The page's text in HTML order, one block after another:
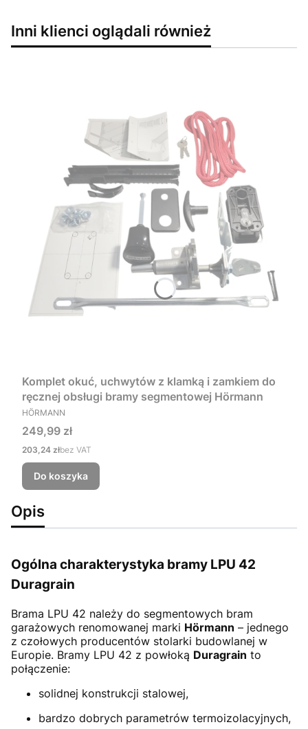
Inni klienci oglądali również
Komplet okuć, uchwytów z klamką i zamkiem do
ręcznej obsługi bramy segmentowej Hörmann
PRODUCENT
HÖRMANN
Cena
249,99 zł
Cena
203,24 złbez VAT
Do koszyka
Opis
Ogólna charakterystyka bramy LPU 42
Duragrain
Brama LPU 42 należy do segmentowych bram
garażowych renomowanej marki Hörmann – jednego
z czołowych producentów stolarki budowlanej w
Europie. Bramy LPU 42 z powłoką Duragrain to
połączenie:
solidnej konstrukcji stalowej,
bardzo dobrych parametrów termoizolacyjnych,